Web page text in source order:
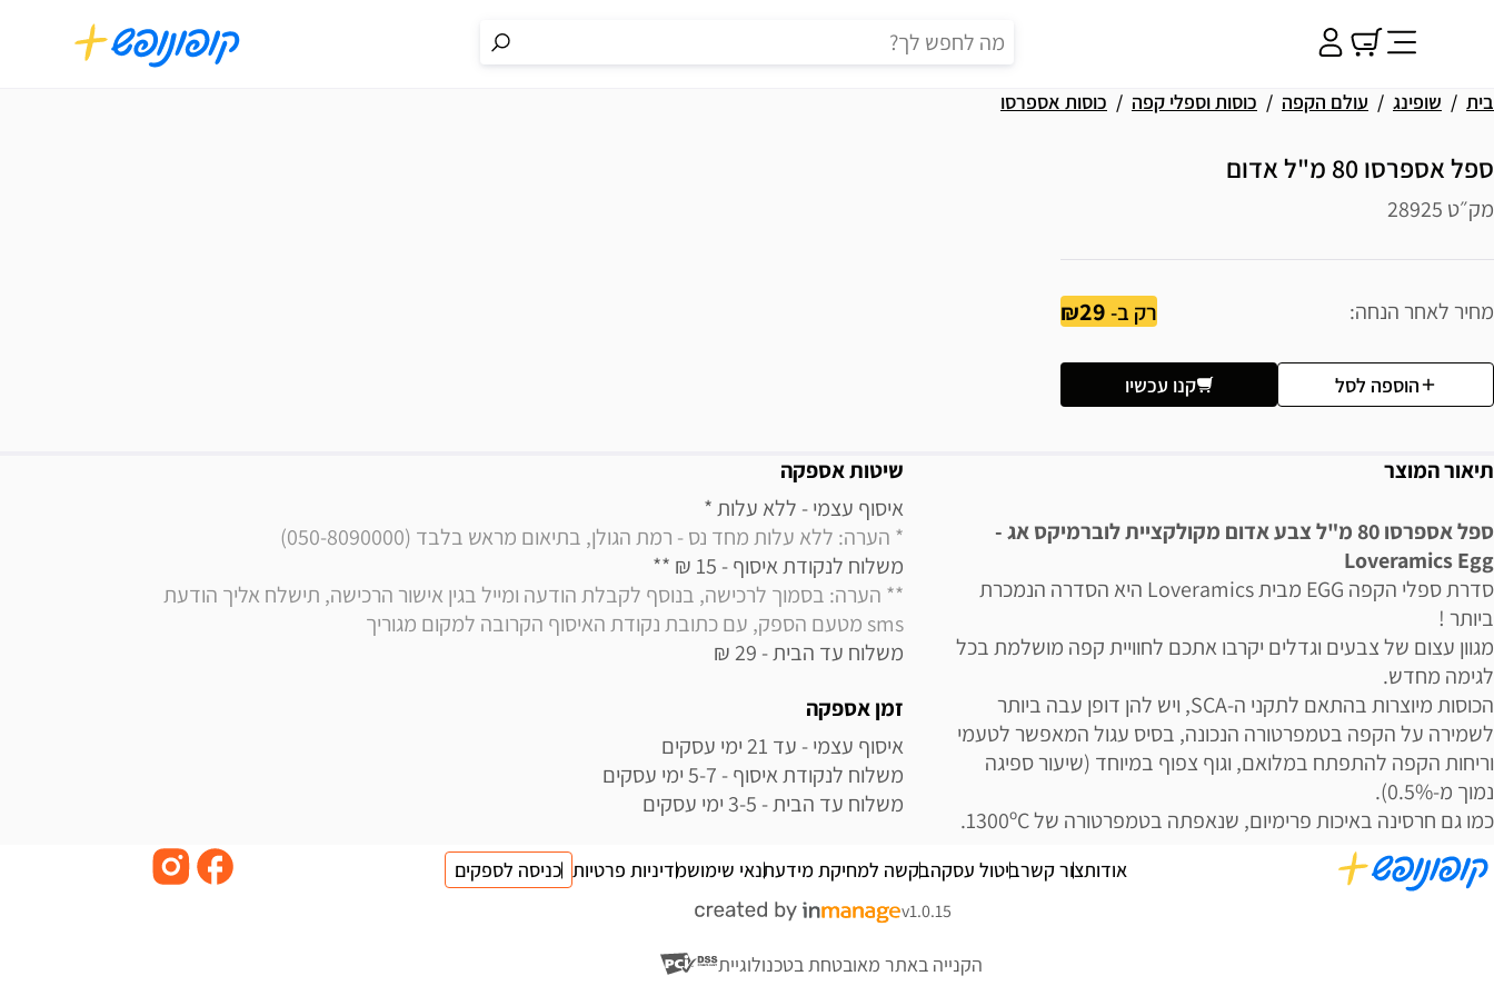
בית שופינג עולם הקפה כוסות וספלי קפה כוסות אספרסו
ספל אספרסו 80 מ"ל אדום
מק״ט 28925
מחיר לאחר הנחה רק ב-29
הוספה לסל קנו עכשיו
תיאור המוצר
ספל אספרסו 80 מ"ל צבע אדום מקולקציית לוברמיקס אג -
Loveramics Egg
סדרת ספלי הקפה EGG מבית Loveramics היא הסדרה הנמכרת
ביותר !
מגוון עצום של צבעים וגדלים יקרבו אתכם לחוויית קפה מושלמת בכל
לגימה מחדש.
הכוסות מיוצרות בהתאם לתקני ה-SCA, ויש להן דופן עבה ביותר
לשמירה על הקפה בטמפרטורה הנכונה, בסיס עגול המאפשר לטעמי
וריחות הקפה להתפתח במלואם, וגוף צפוף במיוחד (שיעור ספיגה
נמוך מ-0.5%).
כמו גם חרסינה באיכות פרימיום, שנאפתה בטמפרטורה של 1300ºC.
מידע נוסף
שיטות אספקה
איסוף עצמי - ללא עלות *
* הערה: ללא עלות מחד נס - רמת הגולן, בתיאום מראש בלבד (050-8090000)
משלוח לנקודת איסוף - 15 ₪ **
sms מטעם הספק, עם כתובת נקודת האיסוף הקרובה למקום מגוריך
משלוח עד הבית - 29 ₪
זמן אספקה
משלוח עד הבית - 3-5 ימי עסקים
אודותצור קשרביטול עסקהבקשה למחיקת מידעתנאי שימושמדיניות פרטיות כניסה לספקים
v1.0.15
הקנייה באתר מאובטחת בטכנולוגיית